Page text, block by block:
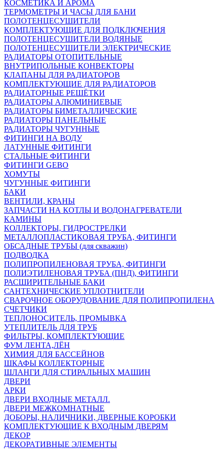
КОСМЕТИКА И АРОМА
ТЕРМОМЕТРЫ И ЧАСЫ ДЛЯ БАНИ
ПОЛОТЕНЦЕСУШИТЕЛИ
КОМПЛЕКТУЮЩИЕ ДЛЯ ПОДКЛЮЧЕНИЯ
ПОЛОТЕНЦЕСУШИТЕЛИ ВОДЯНЫЕ
ПОЛОТЕНЦЕСУШИТЕЛИ ЭЛЕКТРИЧЕСКИЕ
РАДИАТОРЫ ОТОПИТЕЛЬНЫЕ
ВНУТРИПОЛЬНЫЕ КОНВЕКТОРЫ
КЛАПАНЫ ДЛЯ РАДИАТОРОВ
КОМПЛЕКТУЮЩИЕ ДЛЯ РАДИАТОРОВ
РАДИАТОРНЫЕ РЕШЁТКИ
РАДИАТОРЫ АЛЮМИНИЕВЫЕ
РАДИАТОРЫ БИМЕТАЛЛИЧЕСКИЕ
РАДИАТОРЫ ПАНЕЛЬНЫЕ
РАДИАТОРЫ ЧУГУННЫЕ
ФИТИНГИ НА ВОДУ
ЛАТУННЫЕ ФИТИНГИ
СТАЛЬНЫЕ ФИТИНГИ
ФИТИНГИ GEBO
ХОМУТЫ
ЧУГУННЫЕ ФИТИНГИ
БАКИ
ВЕНТИЛИ, КРАНЫ
ЗАПЧАСТИ НА КОТЛЫ И ВОДОНАГРЕВАТЕЛИ
КАМИНЫ
КОЛЛЕКТОРЫ, ГИДРОСТРЕЛКИ
МЕТАЛЛОПЛАСТИКОВАЯ ТРУБА, ФИТИНГИ
ОБСАДНЫЕ ТРУБЫ (для скважин)
ПОДВОДКА
ПОЛИПРОПИЛЕНОВАЯ ТРУБА, ФИТИНГИ
ПОЛИЭТИЛЕНОВАЯ ТРУБА (ПНД), ФИТИНГИ
РАСШИРИТЕЛЬНЫЕ БАКИ
САНТЕХНИЧЕСКИЕ УПЛОТНИТЕЛИ
СВАРОЧНОЕ ОБОРУДОВАНИЕ ДЛЯ ПОЛИПРОПИЛЕНА
СЧЕТЧИКИ
ТЕПЛОНОСИТЕЛЬ, ПРОМЫВКА
УТЕПЛИТЕЛЬ ДЛЯ ТРУБ
ФИЛЬТРЫ, КОМПЛЕКТУЮЩИЕ
ФУМ ЛЕНТА,ЛЁН
ХИМИЯ ДЛЯ БАССЕЙНОВ
ШКАФЫ КОЛЛЕКТОРНЫЕ
ШЛАНГИ ДЛЯ СТИРАЛЬНЫХ МАШИН
ДВЕРИ
АРКИ
ДВЕРИ ВХОДНЫЕ МЕТАЛЛ.
ДВЕРИ МЕЖКОМНАТНЫЕ
ДОБОРЫ, НАЛИЧНИКИ, ДВЕРНЫЕ КОРОБКИ
КОМПЛЕКТУЮЩИЕ К ВХОДНЫМ ДВЕРЯМ
ДЕКОР
ДЕКОРАТИВНЫЕ ЭЛЕМЕНТЫ